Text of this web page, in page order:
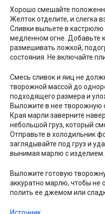
Хорошо смешайте
Желток отделите, и слегка
Сливки выльете в кастрюлю
медленном огне. Добавьте
размешивать ложкой,
состояния. Не включайте
Смесь сливок и яиц не
творожной массой до
подходящего размера и
Выложите в нее творожную
Края марли заверните
небольшой груз, который
Отправьте в холодильник
заглядывайте под груз и
вынимая марлю с изделием.
Выложите готовую
аккуратно марлю, чтобы не
полить ее джемом или
Источник